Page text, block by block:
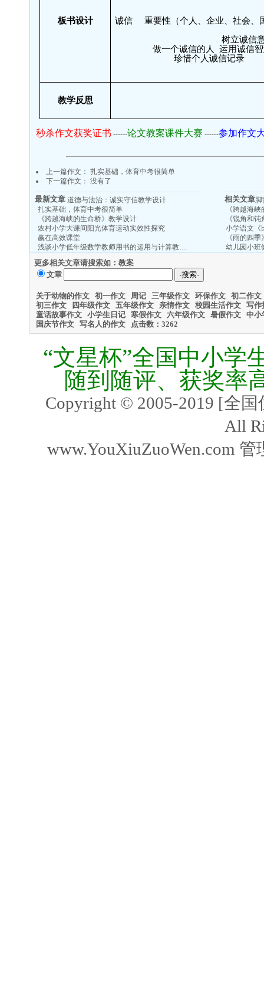
板书设计 诚信
重要性（个人、企业、社会、
树立诚信
做一个诚信的人
运用诚信
珍惜个人诚信记录
教学反思
秒杀作文获奖证书 ------论文教案课件大赛 ------参加作文
上一篇作文： 扎实基础，体育中考很简单
下一篇作文： 没有了
最新文章 道德与法治：诚实守信教学设计
扎实基础，体育中考很简单
《跨越海峡的生命桥》教学设计
农村小学大课间阳光体育运动实效性探究
赢在高效课堂
浅谈小学低年级数学教师用书的运用与计算教…
相关文章
《跨越海
《锐角和
小学语文《
《雨的四
幼儿园小班
更多相关文章请搜索如：教案
文章
关于动物的作文 初一作文 周记 三年级作文 环保作文 初二作文
初三作文
四年级作文 五年级作文 亲情作文 校园生活作文 写作
童话故事作文 小学生日记 寒假作文 六年级作文 暑假作文 中小
国庆节作文 写名人的作文 点击数： 3262
“文星杯”全国中小学
随到随评、获奖率
Copyright © 2005-2019 [全
All
www.YouXiuZuoWen.com 管